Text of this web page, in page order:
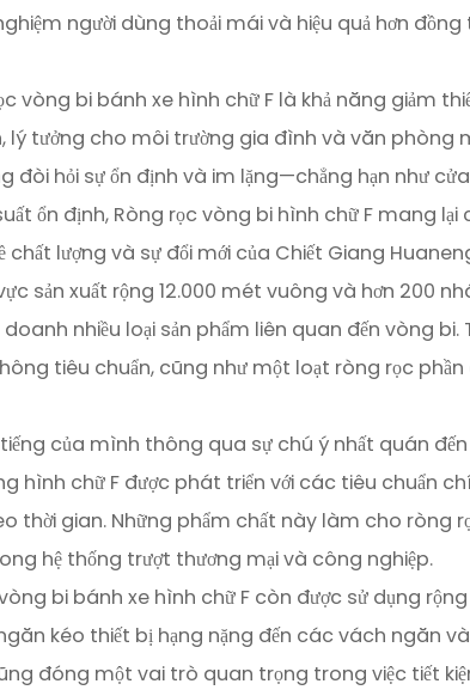
người dùng thoải mái và hiệu quả hơn
vòng bi bánh xe hình chữ F là khả năng giảm
lý tưởng cho môi trường gia đình và văn phòng
hỏi sự ổn định và im lặng—chẳng hạn như
ổn định, Ròng rọc vòng bi hình chữ F mang
lượng và sự đổi mới của Chiết Giang
sản xuất rộng 12.000 mét vuông và hơn 200
nhiều loại sản phẩm liên quan đến vòng
tiêu chuẩn, cũng như một loạt ròng rọc
của mình thông qua sự chú ý nhất quán
hình chữ F được phát triển với các tiêu chuẩn
thời gian. Những phẩm chất này làm cho ròng
hệ thống trượt thương mại và công nghiệp.
bi bánh xe hình chữ F còn được sử dụng
kéo thiết bị hạng nặng đến các vách ngăn
đóng một vai trò quan trọng trong việc tiết